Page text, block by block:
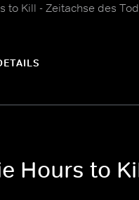
to Kill - Zeitachse des
Hours to